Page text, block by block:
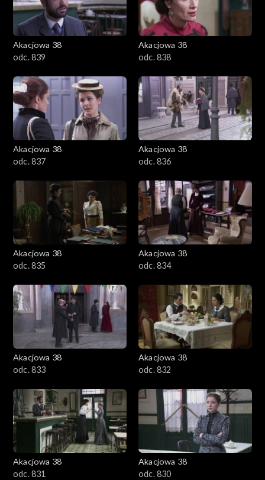
Akacjowa 38
odc. 839
Akacjowa 38
odc. 838
Akacjowa 38
odc. 837
Akacjowa 38
odc. 836
Akacjowa 38
odc. 835
Akacjowa 38
odc. 834
Akacjowa 38
odc. 833
Akacjowa 38
odc. 832
Akacjowa 38
odc. 831
Akacjowa 38
odc. 830